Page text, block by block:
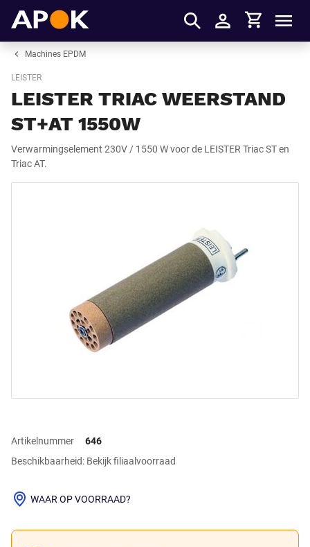
Inloggen
Winkelmandje
Machines EPDM
LEISTER
LEISTER TRIAC WEERSTAND
ST+AT 1550W
Verwarmingselement 230V / 1550 W voor de LEISTER Triac ST en
Triac AT.
Artikelnummer
646
Beschikbaarheid: Bekijk filiaalvoorraad
WAAR OP VOORRAAD?